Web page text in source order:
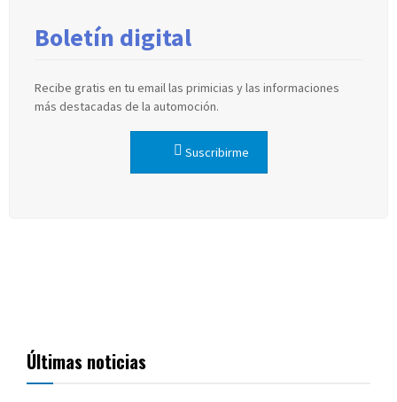
Boletín digital
Recibe gratis en tu email las primicias y las informaciones
más destacadas de la automoción.
Suscribirme
Últimas noticias